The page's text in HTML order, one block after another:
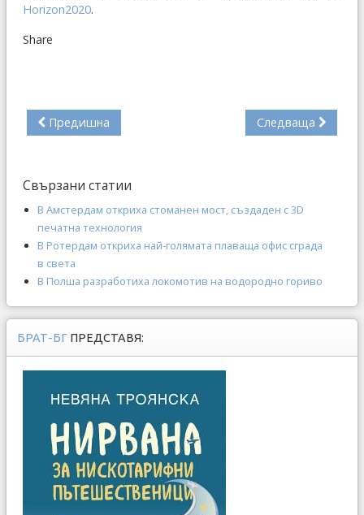
Horizon2020.
Share
Предишна Следваща
Свързани статии
В Амстердам откриха стоманен мост, създаден с 3D
печатна технология
В Ротердам откриха най-голямата плаваща офис сграда
в света
В Полша разработиха локомотив на водородно гориво
БРАТ-БГ ПРЕДСТАВЯ: